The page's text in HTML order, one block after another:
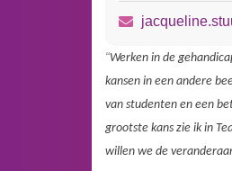
“Werken in de
kansen in een andere
van studenten en een
grootste kans zie ik in
willen we de